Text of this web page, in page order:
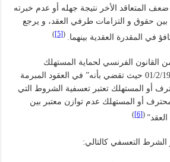
المتعاقد الأخر نتيجة جهله أو عدم خبرته
حقوق و التزامات طرفي العقد، و يرجع
في المقدرة العقدية بينهما.
(
[5]
)
عرفته المادة 132/1 من القانون الفرنسي لحماية المستهلك
رقم95/96 المؤرخ في 01/2/1995 حيث تقضي بأنه” في العقود المبرمة
أو المستهلك تعتبر تعسفية الشروط التي
أو المستهلك عدم توازن معتبر بين
(
[6]
)
الشرط التعسفي كالتالي: